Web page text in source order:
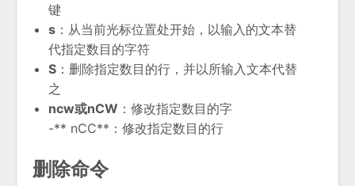
键
s ：从当前光标位置处开始，以输入的文本替
代指定数目的字符
S ：删除指定数目的行，并以所输入文本代替
之
ncw或nCW ：修改指定数目的字
-** nCC**：修改指定数目的行
删除命令